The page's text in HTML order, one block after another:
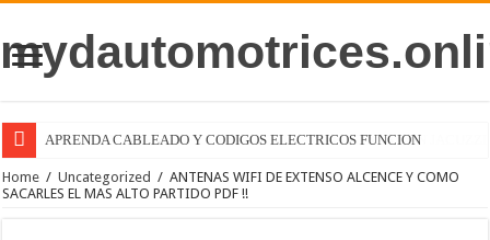
APRENDA CABLEADO Y CODIGOS ELECTRICOS FUNCION
Home / Uncategorized / ANTENAS WIFI DE EXTENSO ALCENCE Y COMO
SACARLES EL MAS ALTO PARTIDO PDF !!